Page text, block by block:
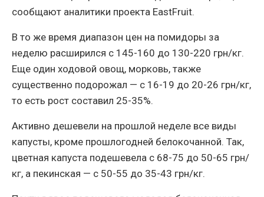
сообщают аналитики проекта EastFruit.
В то же время диапазон цен на помидоры за
неделю расширился с 145-160 до 130-220 грн/кг.
Еще один ходовой овощ, морковь, также
существенно подорожал — с 16-19 до 20-26 грн/кг,
то есть рост составил 25-35%.
Активно дешевели на прошлой неделе все виды
капусты, кроме прошлогодней белокочанной. Так,
цветная капуста подешевела с 68-75 до 50-65 грн/
кг, а пекинская — с 50-55 до 35-43 грн/кг.